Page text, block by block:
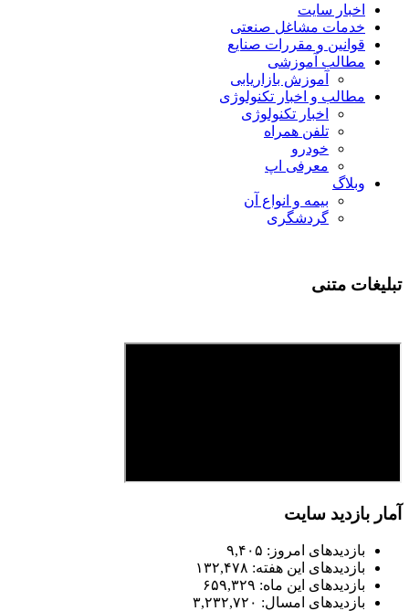
اخبار سایت
خدمات مشاغل صنعتی
قوانین و مقررات صنایع
مطالب آموزشی
آموزش بازاریابی
مطالب و اخبار تکنولوژی
اخبار تکنولوژی
تلفن همراه
خودرو
معرفی اپ
وبلاگ
بیمه و انواع آن
گردشگری
تبلیغات متنی
آمار بازدید سایت
بازدیدهای امروز: ۹,۴۰۵
بازدیدهای این هفته: ۱۳۲,۴۷۸
بازدیدهای این ماه: ۶۵۹,۳۲۹
بازدیدهای امسال: ۳,۲۳۲,۷۲۰